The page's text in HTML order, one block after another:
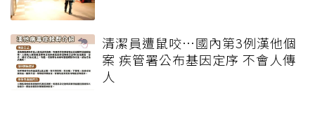
清潔員遭鼠咬…國內第3例漢他個
案 疾管署公布基因定序 不會人傳
人